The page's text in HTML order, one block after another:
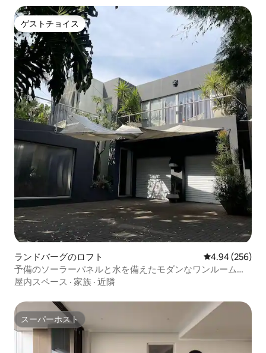
ゲストチョイス
ゲストチョイス
ランドバーグのロフト レビュー256
4.94 (256)
予備のソーラーパネルと水を備えたモダンなワンルームア
パートメント
屋内スペース · 家族 · 近隣
スーパーホスト
スーパーホスト